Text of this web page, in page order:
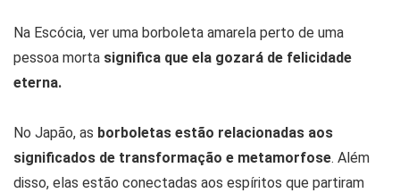
Na Escócia, ver uma borboleta amarela perto de uma
pessoa morta significa que ela gozará de felicidade
eterna.
No Japão, as borboletas estão relacionadas aos
significados de transformação e metamorfose. Além
disso, elas estão conectadas aos espíritos que partiram